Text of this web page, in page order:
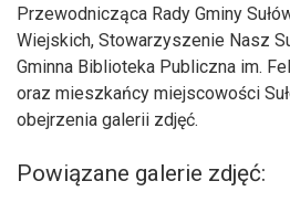
Przewodnicząca Rady Gminy
Wiejskich, Stowarzyszenie Nasz
Gminna Biblioteka Publiczna im.
oraz mieszkańcy miejscowości
obejrzenia galerii zdjęć.
Powiązane galerie zdjęć: